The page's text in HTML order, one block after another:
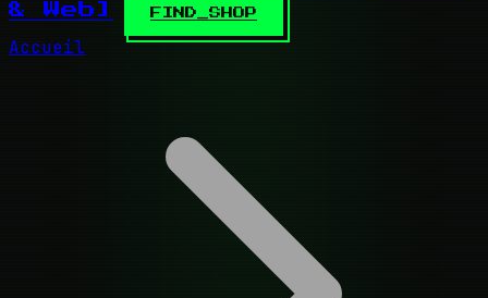
& Web]
FIND_SHOP
Accueil